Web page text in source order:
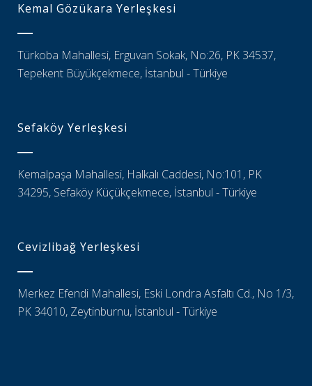
Kemal Gözükara Yerleşkesi
Türkoba Mahallesi, Erguvan Sokak, No:26, PK 34537,
Tepekent Büyükçekmece, İstanbul - Türkiye
Sefaköy Yerleşkesi
Kemalpaşa Mahallesi, Halkalı Caddesi, No:101, PK
34295, Sefaköy Küçükçekmece, İstanbul - Türkiye
Cevizlibağ Yerleşkesi
Merkez Efendi Mahallesi, Eski Londra Asfaltı Cd., No 1/3,
PK 34010, Zeytinburnu, İstanbul - Türkiye